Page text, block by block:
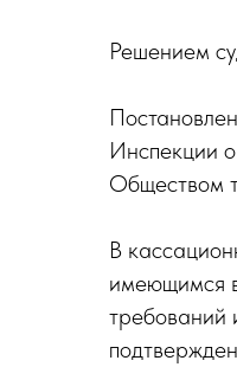
Решением
Инспекции
Обществом
В
имеющимся
требований